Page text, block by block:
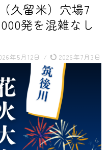
久留米）穴場7
発を混雑なし
年5月12日 / 2026年7月3日